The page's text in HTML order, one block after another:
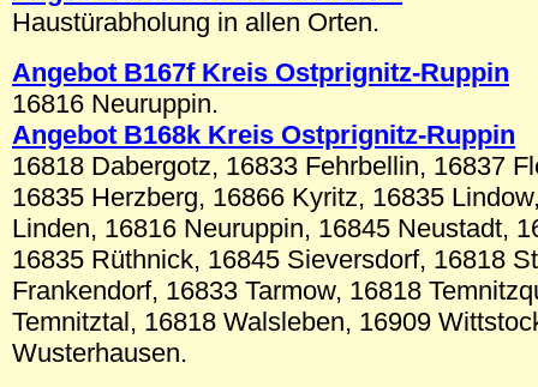
Haustürabholung in allen Orten.
Angebot B167f Kreis Ostprignitz-Ruppin
16816 Neuruppin.
Angebot B168k Kreis Ostprignitz-Ruppin
16818 Dabergotz, 16833 Fehrbellin, 16837
16835 Herzberg, 16866 Kyritz, 16835
Linden, 16816 Neuruppin, 16845 Neustadt,
16835 Rüthnick, 16845 Sieversdorf, 16818
Frankendorf, 16833 Tarmow, 16818
Temnitztal, 16818 Walsleben, 16909
Wusterhausen.